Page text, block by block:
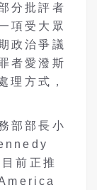
分批評者
項受大眾
政治爭議
者愛潑斯
方式，
部部長小
前正推